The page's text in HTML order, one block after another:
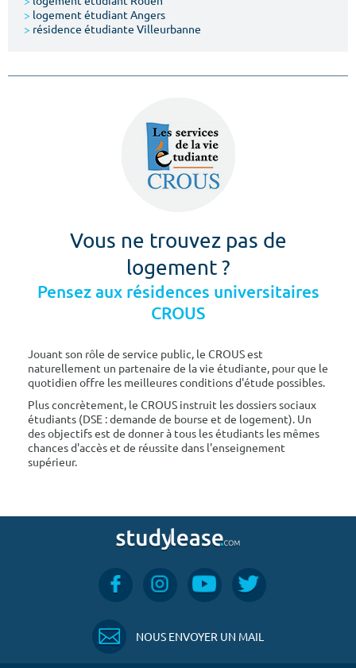
> logement étudiant Angers
> résidence étudiante Villeurbanne
Vous ne trouvez pas de
logement ?
Pensez aux résidences universitaires
CROUS
Jouant son rôle de service public, le CROUS est
naturellement un partenaire de la vie étudiante, pour que le
quotidien offre les meilleures conditions d'étude possibles.
Plus concrètement, le CROUS instruit les dossiers sociaux
étudiants (DSE : demande de bourse et de logement). Un
des objectifs est de donner à tous les étudiants les mêmes
chances d'accès et de réussite dans l'enseignement
supérieur.
NOUS ENVOYER UN MAIL